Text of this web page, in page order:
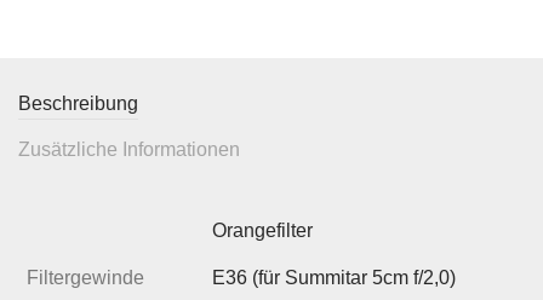
Beschreibung
Zusätzliche Informationen
Orangefilter
Filtergewinde E36 (für Summitar 5cm f/2,0)